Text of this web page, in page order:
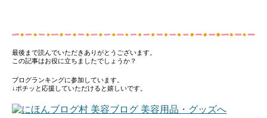
最後まで読んでいただきありがとうございます。
この記事はお役に立ちましたでしょうか？
ブログランキングに参加しています。
↓ポチッと応援していただけると嬉しいです。